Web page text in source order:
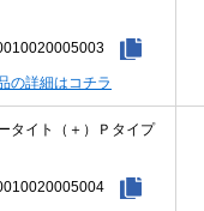
の詳細はコチラ
タイト（＋）Ｐタイプ